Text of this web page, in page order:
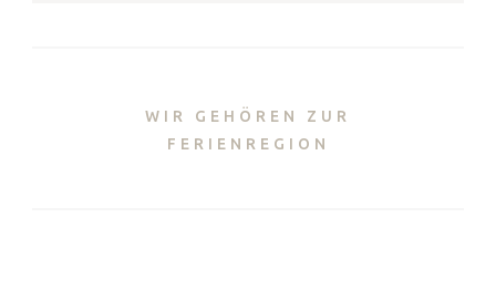
WIR GEHÖREN ZUR
FERIENREGION